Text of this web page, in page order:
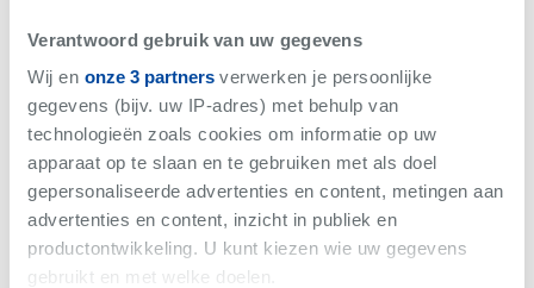
Verantwoord gebruik van uw gegevens
Wij en onze 3 partnersverwerken je persoonlijke
gegevens (bijv. uw IP-adres) met behulp van
technologieën zoals cookies om informatie op uw
apparaat op te slaan en te gebruiken met als doel
gepersonaliseerde advertenties en content, metingen aan
advertenties en content, inzicht in publiek en
productontwikkeling. U kunt kiezen wie uw gegevens
gebruikt en met welke doelen.
Nieuwpoort-Winkel
€3.750/maand
Bew. Opp. 279 m²